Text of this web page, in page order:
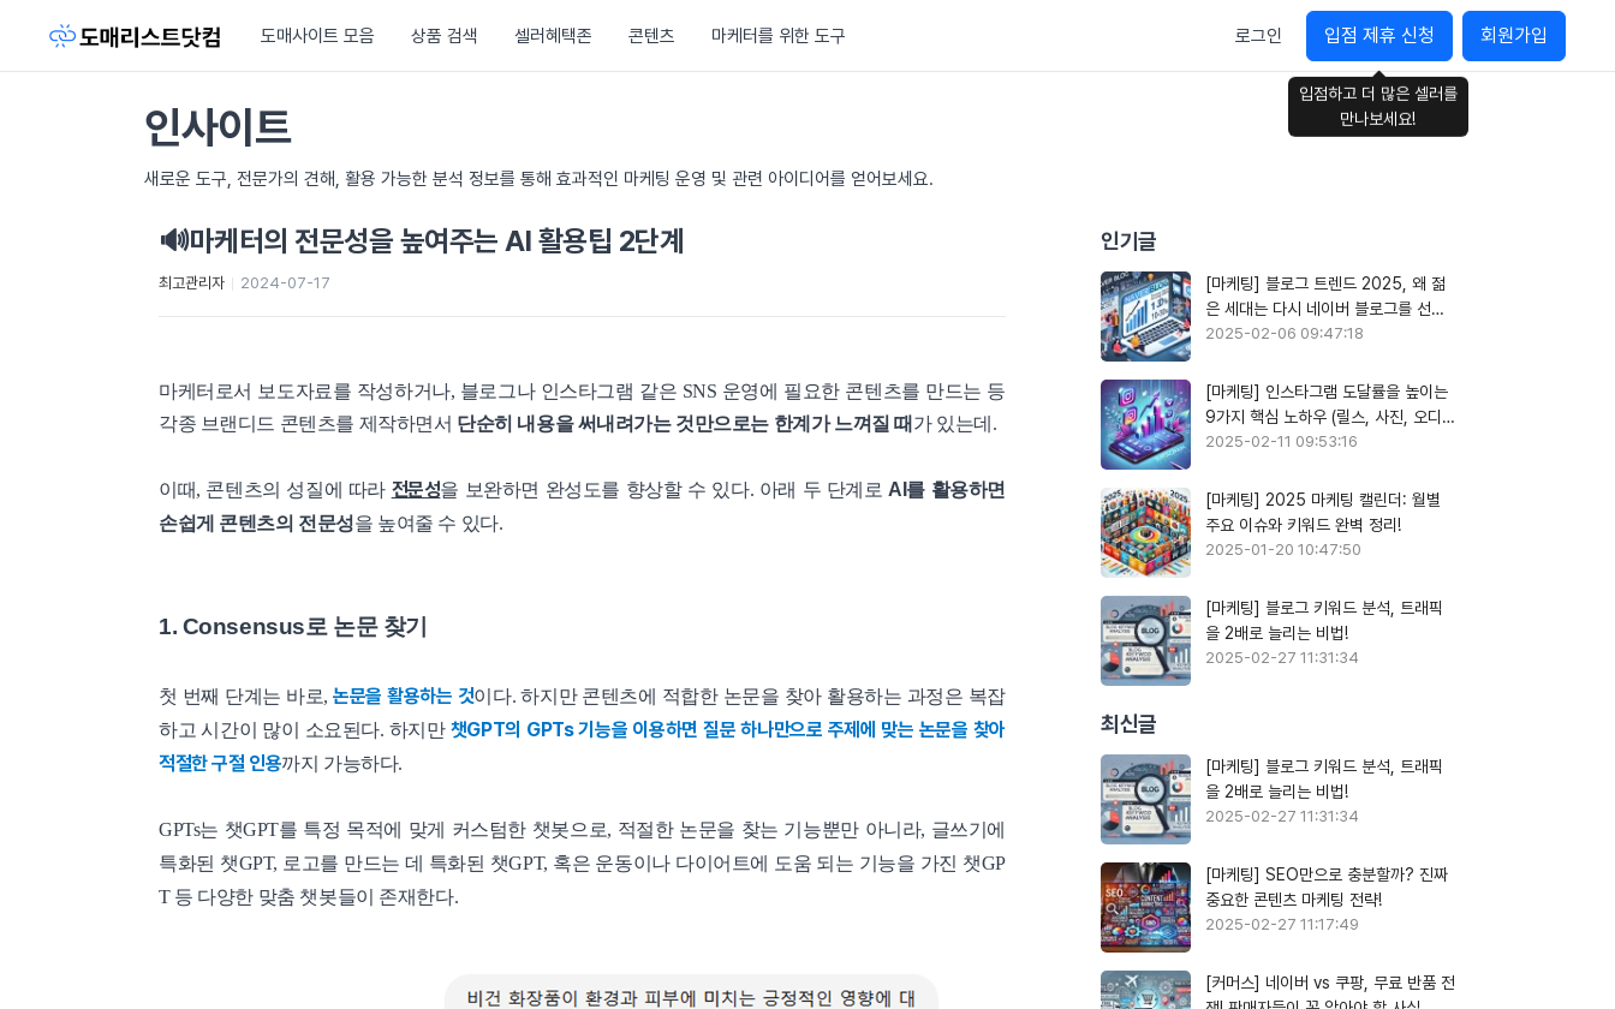
도매사이트 모음 상품 검색 셀러혜택존 콘텐츠 마케터를 위한 도구 로그인 입점 제휴 신청
입점하고 더 많은 셀러를
만나보세요!
회원가입
인사이트
새로운 도구, 전문가의 견해, 활용 가능한 분석 정보를 통해 효과적인 마케팅 운영 및 관련 아이디어를 얻어보세요.
🔊마케터의 전문성을 높여주는 AI 활용팁 2단계
최고관리자 2024-07-17
마케터로서 보도자료를 작성하거나, 블로그나 인스타그램 같은 SNS 운영에 필요한 콘텐츠를 만드는 등
각종 브랜디드 콘텐츠를 제작하면서 단순히 내용을 써내려가는 것만으로는 한계가 느껴질 때 가 있는데.
이때, 콘텐츠의 성질에 따라 전문성을 보완하면 완성도를 향상할 수 있다. 아래 두 단계로 AI를 활용하면
손쉽게 콘텐츠의 전문성을 높여줄 수 있다.
1. Consensus로 논문 찾기
첫 번째 단계는 바로,논문을 활용하는 것이다. 하지만 콘텐츠에 적합한 논문을 찾아 활용하는 과정은 복잡
하고 시간이 많이 소요된다. 하지만 챗GPT의 GPTs 기능을 이용하면 질문 하나만으로 주제에 맞는 논문을 찾아
적절한 구절 인용까지 가능하다.
GPTs는 챗GPT를 특정 목적에 맞게 커스텀한 챗봇으로, 적절한 논문을 찾는 기능뿐만 아니라, 글쓰기에
특화된 챗GPT, 로고를 만드는 데 특화된 챗GPT, 혹은 운동이나 다이어트에 도움 되는 기능을 가진 챗GP
T 등 다양한 맞춤 챗봇들이 존재한다.
인기글
[마케팅] 블로그 트렌드 2025, 왜 젊
은 세대는 다시 네이버 블로그를 선택
할까?
2025-02-06 09:47:18
[마케팅] 인스타그램 도달률을 높이는
9가지 핵심 노하우 (릴스, 사진, 오디오
활용)
2025-02-11 09:53:16
[마케팅] 2025 마케팅 캘린더: 월별
주요 이슈와 키워드 완벽 정리!
2025-01-20 10:47:50
[마케팅] 블로그 키워드 분석, 트래픽
을 2배로 늘리는 비법!
2025-02-27 11:31:34
최신글
[마케팅] 블로그 키워드 분석, 트래픽
을 2배로 늘리는 비법!
2025-02-27 11:31:34
[마케팅] SEO만으로 충분할까? 진짜
중요한 콘텐츠 마케팅 전략!
2025-02-27 11:17:49
[커머스] 네이버 vs 쿠팡, 무료 반품 전